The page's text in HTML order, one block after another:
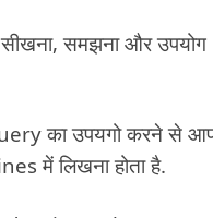
समझना और उपयोग
का उपयगो करने से
में लिखना होता है.